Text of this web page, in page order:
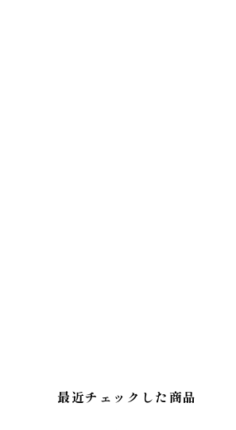
最近チェックした商品